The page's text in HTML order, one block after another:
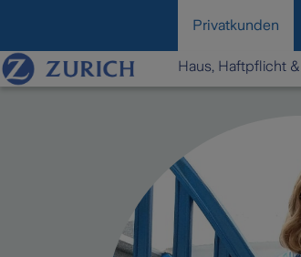
Privatkunden
Haus, Haftpflicht